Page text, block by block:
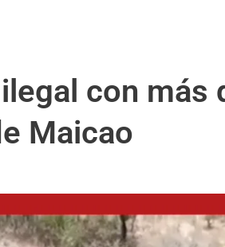
con más
Maicao